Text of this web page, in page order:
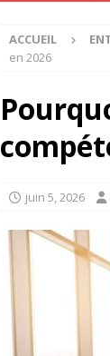
ACCUEIL
en 2026
juin 5, 2026